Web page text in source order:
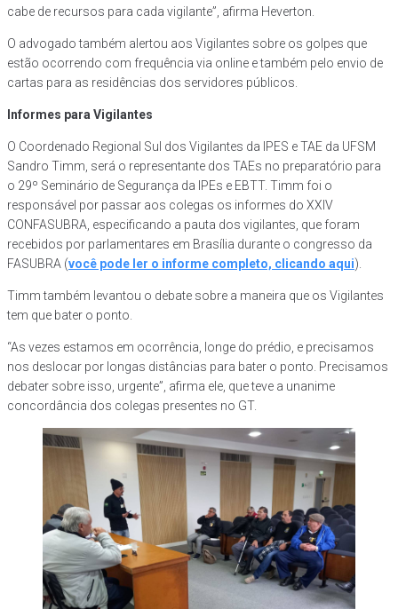
cabe de recursos para cada vigilante”, afirma Heverton.
O advogado também alertou aos Vigilantes sobre os golpes que
estão ocorrendo com frequência via online e também pelo envio de
cartas para as residências dos servidores públicos.
Informes para Vigilantes
O Coordenado Regional Sul dos Vigilantes da IPES e TAE da UFSM
Sandro Timm, será o representante dos TAEs no preparatório para
o 29º Seminário de Segurança da IPEs e EBTT. Timm foi o
responsável por passar aos colegas os informes do XXIV
CONFASUBRA, especificando a pauta dos vigilantes, que foram
recebidos por parlamentares em Brasília durante o congresso da
FASUBRA (você pode ler o informe completo, clicando aqui).
Timm também levantou o debate sobre a maneira que os Vigilantes
tem que bater o ponto.
“As vezes estamos em ocorrência, longe do prédio, e precisamos
nos deslocar por longas distâncias para bater o ponto. Precisamos
debater sobre isso, urgente”, afirma ele, que teve a unanime
concordância dos colegas presentes no GT.